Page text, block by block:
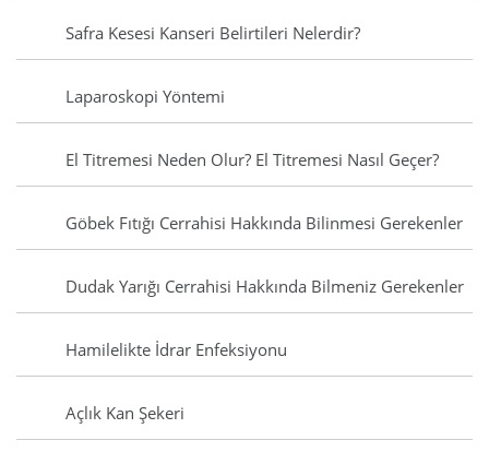
Safra Kesesi Kanseri Belirtileri Nelerdir?
Laparoskopi Yöntemi
El Titremesi Neden Olur? El Titremesi Nasıl Geçer?
Göbek Fıtığı Cerrahisi Hakkında Bilinmesi Gerekenler
Dudak Yarığı Cerrahisi Hakkında Bilmeniz Gerekenler
Hamilelikte İdrar Enfeksiyonu
Açlık Kan Şekeri